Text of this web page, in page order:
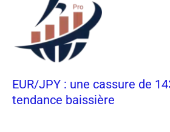
EUR/JPY : une cassure de
tendance baissière